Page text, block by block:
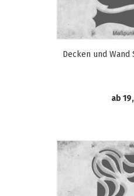
Decken und Wand
ab